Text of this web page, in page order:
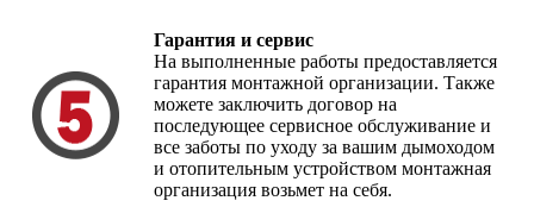
Гарантия и сервис
На выполненные работы предоставляется
гарантия монтажной организации. Также
можете заключить договор на
последующее сервисное обслуживание и
все заботы по уходу за вашим дымоходом
и отопительным устройством монтажная
организация возьмет на себя.